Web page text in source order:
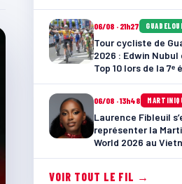
06/08 · 21h27
Tour cycliste de
2026 : Edwin
Top 10 lors de la 7ᵉ
06/08 · 13h48
Laurence Fibleuil
représenter la
World 2026 au
VOIR TOUT LE FIL →